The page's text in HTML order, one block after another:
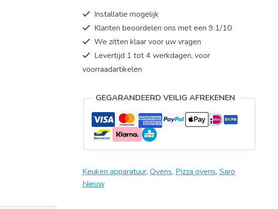
Installatie mogelijk
Klanten beoordelen ons met een 9.1/10
We zitten klaar voor uw vragen
Levertijd 1 tot 4 werkdagen, voor
voorraadartikelen
GEGARANDEERD VEILIG AFREKENEN
Keuken apparatuur, Ovens, Pizza ovens, Saro
Nieuw